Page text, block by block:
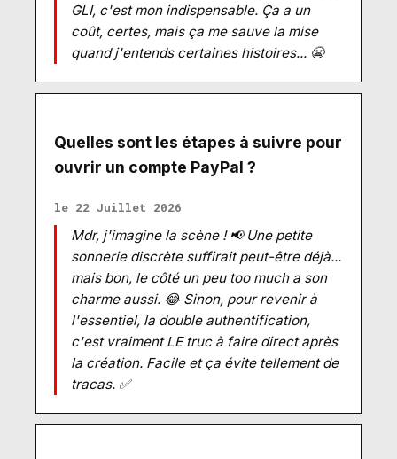
GLI, c'est mon indispensable. Ça a un
coût, certes, mais ça me sauve la mise
quand j'entends certaines histoires... 😬
Quelles sont les étapes à suivre pour
ouvrir un compte PayPal ?
le 22 Juillet 2026
Mdr, j'imagine la scène ! 📢 Une petite
sonnerie discrète suffirait peut-être déjà...
mais bon, le côté un peu too much a son
charme aussi. 😂 Sinon, pour revenir à
l'essentiel, la double authentification,
c'est vraiment LE truc à faire direct après
la création. Facile et ça évite tellement de
tracas. ✅